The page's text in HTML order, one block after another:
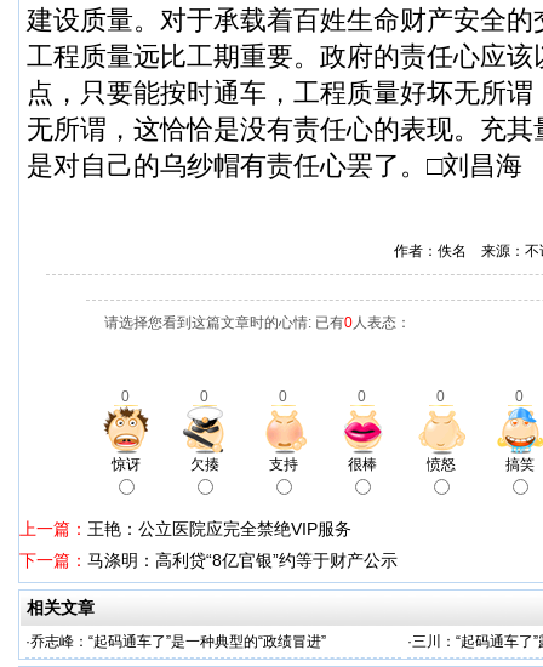
建设质量。对于承载着百姓生命财产安全
工程质量远比工期重要。政府的责任心应
点，只要能按时通车，工程质量好坏无所
无所谓，这恰恰是没有责任心的表现。充
是对自己的乌纱帽有责任心罢了。□刘昌海
作者：佚名 来源：
请选择您看到这篇文章时的心情: 已有0人表态：
0 0 0 0 0 0
惊讶 欠揍 支持 很棒 愤怒 搞笑
上一篇： 王艳：公立医院应完全禁绝VIP服务
下一篇： 马涤明：高利贷“8亿官银”约等于财产公示
相关文章
·乔志峰：“起码通车了”是一种典型的“政绩冒进” ·三川：“起码通车了